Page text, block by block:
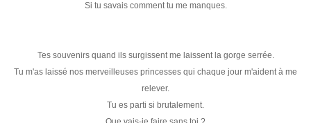
Si tu savais comment tu me manques.
Tes souvenirs quand ils surgissent me laissent la gorge serrée.
Tu m'as laissé nos merveilleuses princesses qui chaque jour m'aident à me
relever.
Tu es parti si brutalement.